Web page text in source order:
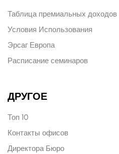
Таблица премиальных доходов
Условия Использования
Эрсаг Европа
Расписание семинаров
ДРУГОЕ
Топ 10
Контакты офисов
Директора Бюро